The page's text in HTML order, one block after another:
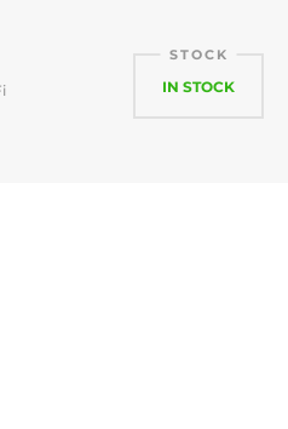
STOCK
IN STOCK